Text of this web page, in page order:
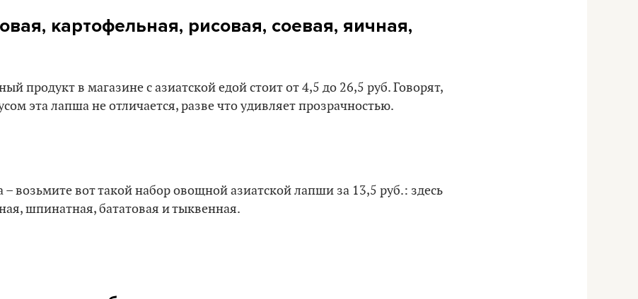
картофельная, рисовая, соевая, яичная,
продукт в магазине с азиатской едой стоит от 4,5 до 26,5 руб. Говорят,
эта лапша не отличается, разве что удивляет прозрачностью.
– возьмите вот такой набор овощной азиатской лапши за 13,5 руб.: здесь
шпинатная, бататовая и тыквенная.